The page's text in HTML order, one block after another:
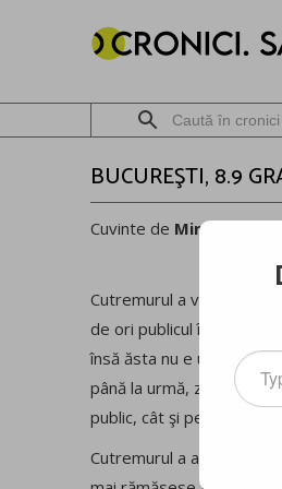
BUCUREŞTI, 8.9
Cuvinte de Mircea Meșter
Cutremurul a venit pe
de ori publicul în
însă ăsta nu e un motiv
până la urmă, zilele fără
public, cât şi pentru
Cutremurul a avut 8.9
Type
your
email…